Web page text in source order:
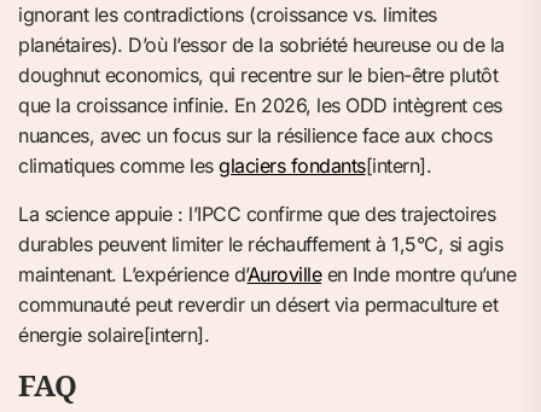
ignorant les contradictions (croissance vs. limites
planétaires). D’où l’essor de la sobriété heureuse ou de la
doughnut economics, qui recentre sur le bien-être plutôt
que la croissance infinie. En 2026, les ODD intègrent ces
nuances, avec un focus sur la résilience face aux chocs
climatiques comme les glaciers fondants[intern].
La science appuie : l’IPCC confirme que des trajectoires
durables peuvent limiter le réchauffement à 1,5°C, si agis
maintenant. L’expérience d’Aurovilleen Inde montre qu’une
communauté peut reverdir un désert via permaculture et
énergie solaire[intern].
FAQ